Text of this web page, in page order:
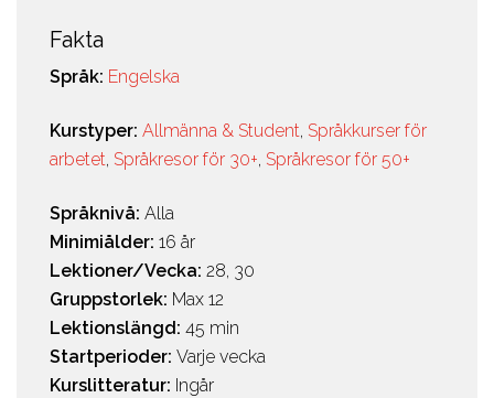
Fakta
Språk: Engelska
Kurstyper: Allmänna & Student, Språkkurser för
arbetet, Språkresor för 30+, Språkresor för 50+
Språknivå: Alla
Minimiålder: 16 år
Lektioner/Vecka: 28, 30
Gruppstorlek: Max 12
Lektionslängd: 45 min
Startperioder: Varje vecka
Kurslitteratur: Ingår